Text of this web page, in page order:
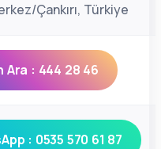
Çankırı, Türkiye
Ara : 444 28 46
: 0535 570 61 87